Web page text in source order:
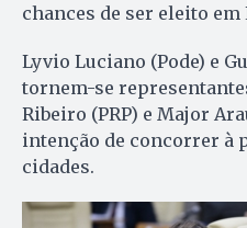
chances de ser eleito
Lyvio Luciano (Pode) e
tornem-se
Ribeiro (PRP) e Major
intenção de concorrer à
cidades.